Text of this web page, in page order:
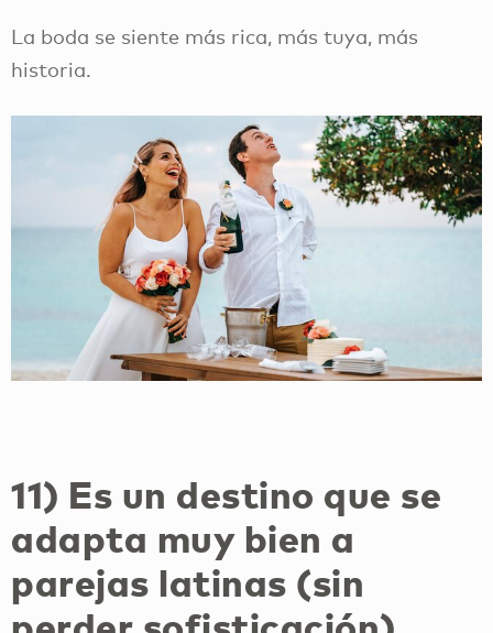
La boda se siente más rica, más tuya, más
historia.
11) Es un destino que se
adapta muy bien a
parejas latinas (sin